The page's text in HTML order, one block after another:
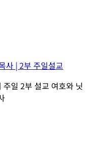
사 | 2부 주일설교
일 2부 설교 여호와 닛